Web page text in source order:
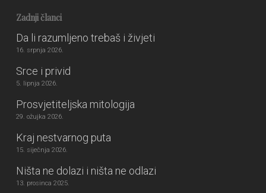
Zadnji članci
Da li razumljeno trebaš i živjeti
16. srpnja 2026.
Srce i privid
5. lipnja 2026.
Prosvjetiteljska mitologija
29. ožujka 2026.
Kraj nestvarnog puta
15. siječnja 2026.
Ništa ne dolazi i ništa ne odlazi
13. prosinca 2025.